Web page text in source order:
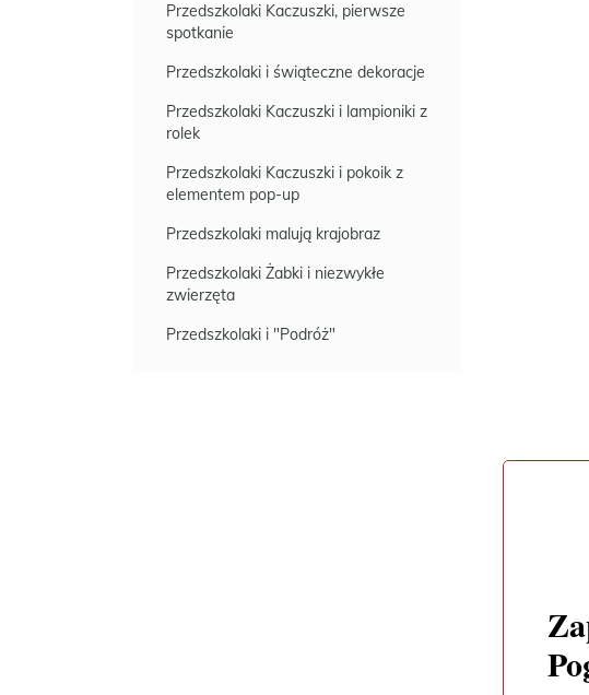
Przedszkolaki Kaczuszki, pierwsze
spotkanie
Przedszkolaki i świąteczne dekoracje
Przedszkolaki Kaczuszki i lampioniki z
rolek
Przedszkolaki Kaczuszki i pokoik z
elementem pop-up
Przedszkolaki malują krajobraz
Przedszkolaki Żabki i niezwykłe
zwierzęta
Przedszkolaki i "Podróż"